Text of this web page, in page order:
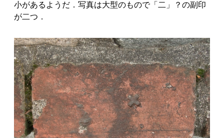
小があるようだ．写真は大型のもので「二」？の副印
が二つ．